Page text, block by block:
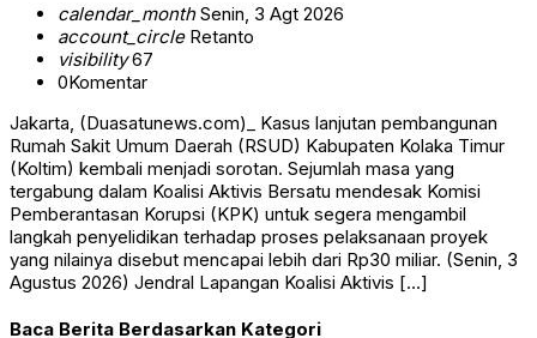
calendar_monthSenin, 3 Agt 2026
account_circleRetanto
visibility67
0Komentar
Jakarta, (Duasatunews.com)_ Kasus lanjutan pembangunan
Rumah Sakit Umum Daerah (RSUD) Kabupaten Kolaka Timur
(Koltim) kembali menjadi sorotan. Sejumlah masa yang
tergabung dalam Koalisi Aktivis Bersatu mendesak Komisi
Pemberantasan Korupsi (KPK) untuk segera mengambil
langkah penyelidikan terhadap proses pelaksanaan proyek
yang nilainya disebut mencapai lebih dari Rp30 miliar. (Senin, 3
Agustus 2026) Jendral Lapangan Koalisi Aktivis […]
Baca Berita Berdasarkan Kategori